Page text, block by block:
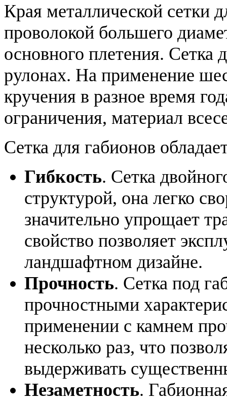
Края металлической сетки
проволокой большего
основного плетения. Сетка
рулонах. На применение
кручения в разное время
ограничения, материал
Сетка для габионов
Гибкость. Сетка
структурой, она легко
значительно упрощает
свойство позволяет
ландшафтном дизайне.
Прочность. Сетка под
прочностными
применении с камнем
несколько раз, что
выдерживать
Незаметность.